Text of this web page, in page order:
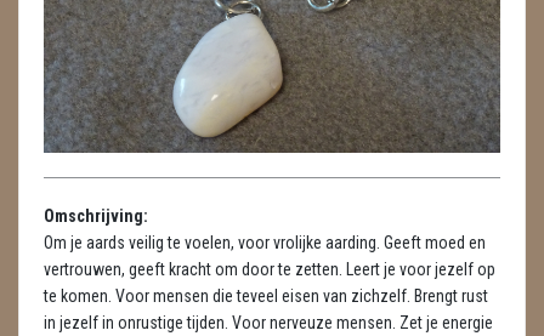
HANGERS
LUXE HANGERS
HARTEN
KAARSEN
LAMPEN
MASSAGE
Omschrijving:
Om je aards veilig te voelen, voor vrolijke aarding. Geeft moed en
vertrouwen, geeft kracht om door te zetten. Leert je voor jezelf op
te komen. Voor mensen die teveel eisen van zichzelf. Brengt rust
in jezelf in onrustige tijden. Voor nerveuze mensen. Zet je energie